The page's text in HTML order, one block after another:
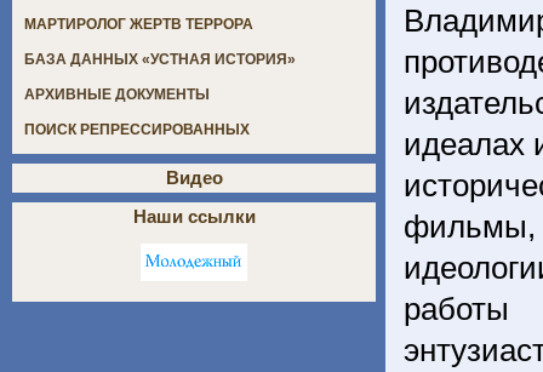
идеалах
фильмы,
работы
МАРТИРОЛОГ ЖЕРТВ ТЕРРОРА
БАЗА ДАННЫХ «УСТНАЯ ИСТОРИЯ»
АРХИВНЫЕ ДОКУМЕНТЫ
ПОИСК РЕПРЕССИРОВАННЫХ
Видео
Наши ссылки